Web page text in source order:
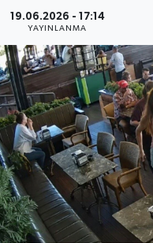
19.06.2026 - 17:14
YAYINLANMA